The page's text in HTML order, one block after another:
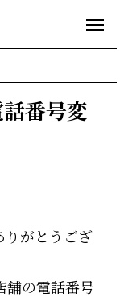
番号変
りがとうござ
舗の電話番号